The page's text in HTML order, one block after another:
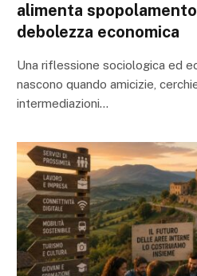
alimenta
debolezza economica
Una riflessione sociologica ed
nascono quando amicizie,
intermediazioni…